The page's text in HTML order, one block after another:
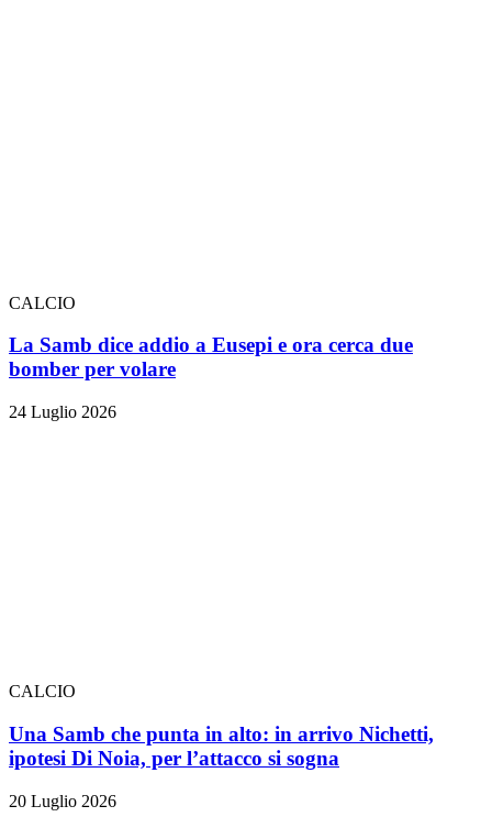
CALCIO
La Samb dice addio a Eusepi e ora cerca due
bomber per volare
24 Luglio 2026
CALCIO
Una Samb che punta in alto: in arrivo Nichetti,
ipotesi Di Noia, per l’attacco si sogna
20 Luglio 2026